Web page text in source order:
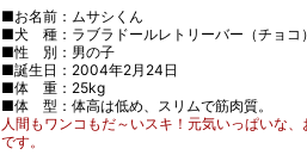
■お名前：ムサシくん
■犬 種：ラブラドールレトリーバー（チョコ）
■性 別：男の子
■誕生日：2004年2月24日
■体 重：25kg
■体 型：体高は低め、スリムで筋肉質。
人間もワンコもだ～いスキ！元気いっぱいな、
です。